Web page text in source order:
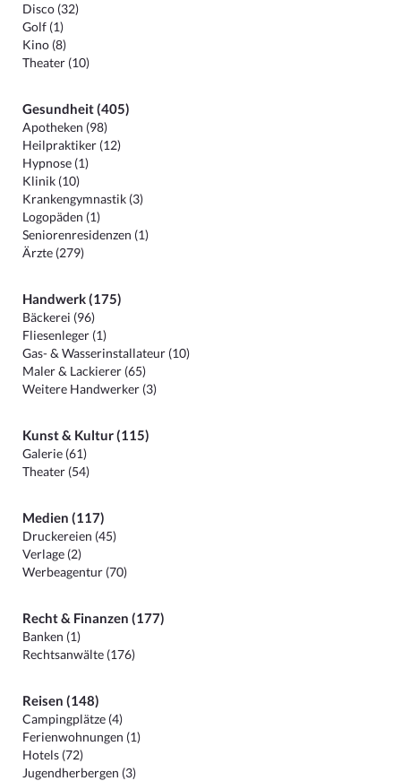
Disco (32)
Golf (1)
Kino (8)
Theater (10)
Gesundheit (405)
Apotheken (98)
Heilpraktiker (12)
Hypnose (1)
Klinik (10)
Krankengymnastik (3)
Logopäden (1)
Seniorenresidenzen (1)
Ärzte (279)
Handwerk (175)
Bäckerei (96)
Fliesenleger (1)
Gas- & Wasserinstallateur (10)
Maler & Lackierer (65)
Weitere Handwerker (3)
Kunst & Kultur (115)
Galerie (61)
Theater (54)
Medien (117)
Druckereien (45)
Verlage (2)
Werbeagentur (70)
Recht & Finanzen (177)
Banken (1)
Rechtsanwälte (176)
Reisen (148)
Campingplätze (4)
Ferienwohnungen (1)
Hotels (72)
Jugendherbergen (3)